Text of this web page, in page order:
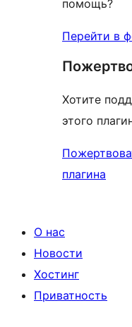
помощь?
Перейти в
Хотите
этого
плагина
О нас
Новости
Хостинг
Приватность